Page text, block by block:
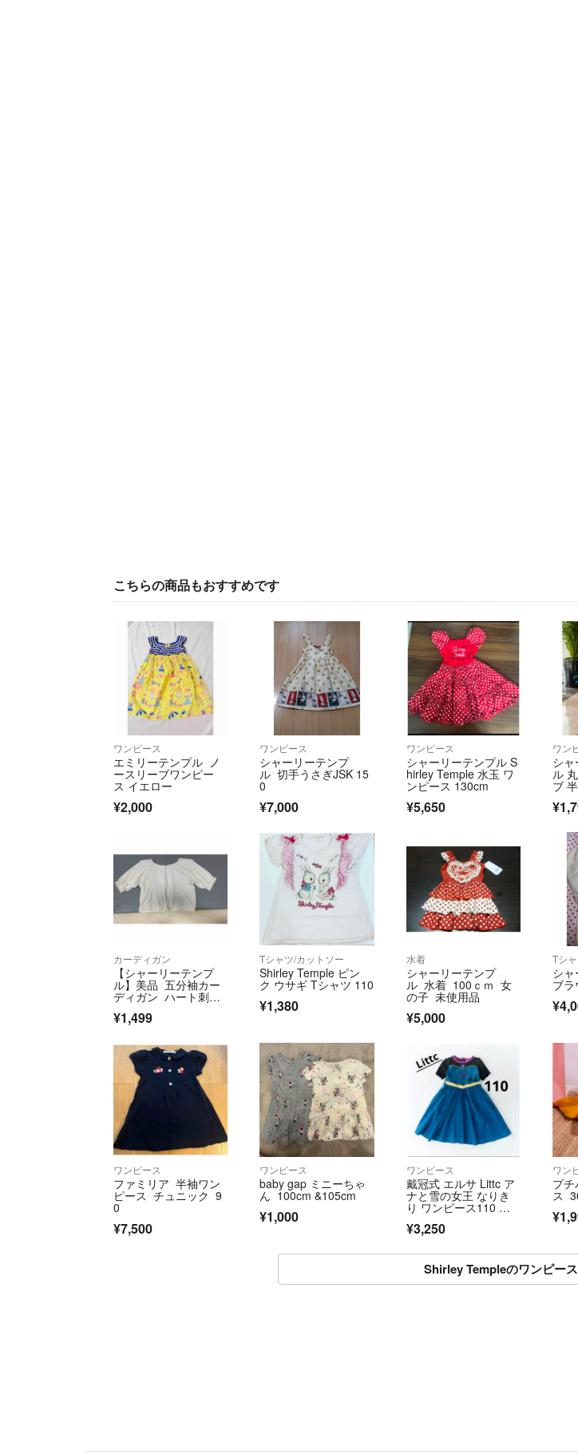
こちらの商品もおすすめです
ワンピース
エミリーテンプル ノ
ースリーブワンピー
ス イエロー
¥2,000
ワンピース
シャーリーテンプ
ル 切手うさぎJSK 15
0
¥7,000
ワンピース
シャーリーテンプル S
hirley Temple 水玉 ワ
ンピース 130cm
¥5,650
ワン
シ
ル
ブ
0cm
カーディガン
【シャーリーテンプ
ル】美品 五分袖カー
ディガン ハート刺
¥1,499
Tシャツ/カットソー
Shirley Temple ピン
ク ウサギ Tシャツ 110
¥1,380
水着
シャーリーテンプ
ル 水着 100ｃｍ 女
の子 未使用品
¥5,000
Tシ
シャ
ブラ
ワンピース
ファミリア 半袖ワン
ピース チュニック 9
0
¥7,500
ワンピース
baby gap ミニーちゃ
ん 100cm &105cm
¥1,000
ワンピース
戴冠式 エルサ Littc ア
ナと雪の女王 なりき
り ワンピース110 新
¥3,250
ワン
プ
ス
Shirley Templeのワンピー